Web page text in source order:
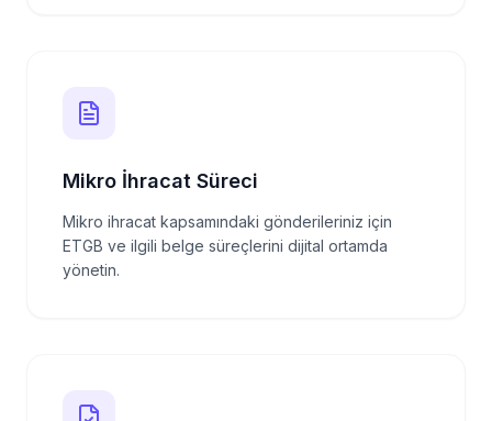
Mikro İhracat Süreci
Mikro ihracat kapsamındaki gönderileriniz için
ETGB ve ilgili belge süreçlerini dijital ortamda
yönetin.